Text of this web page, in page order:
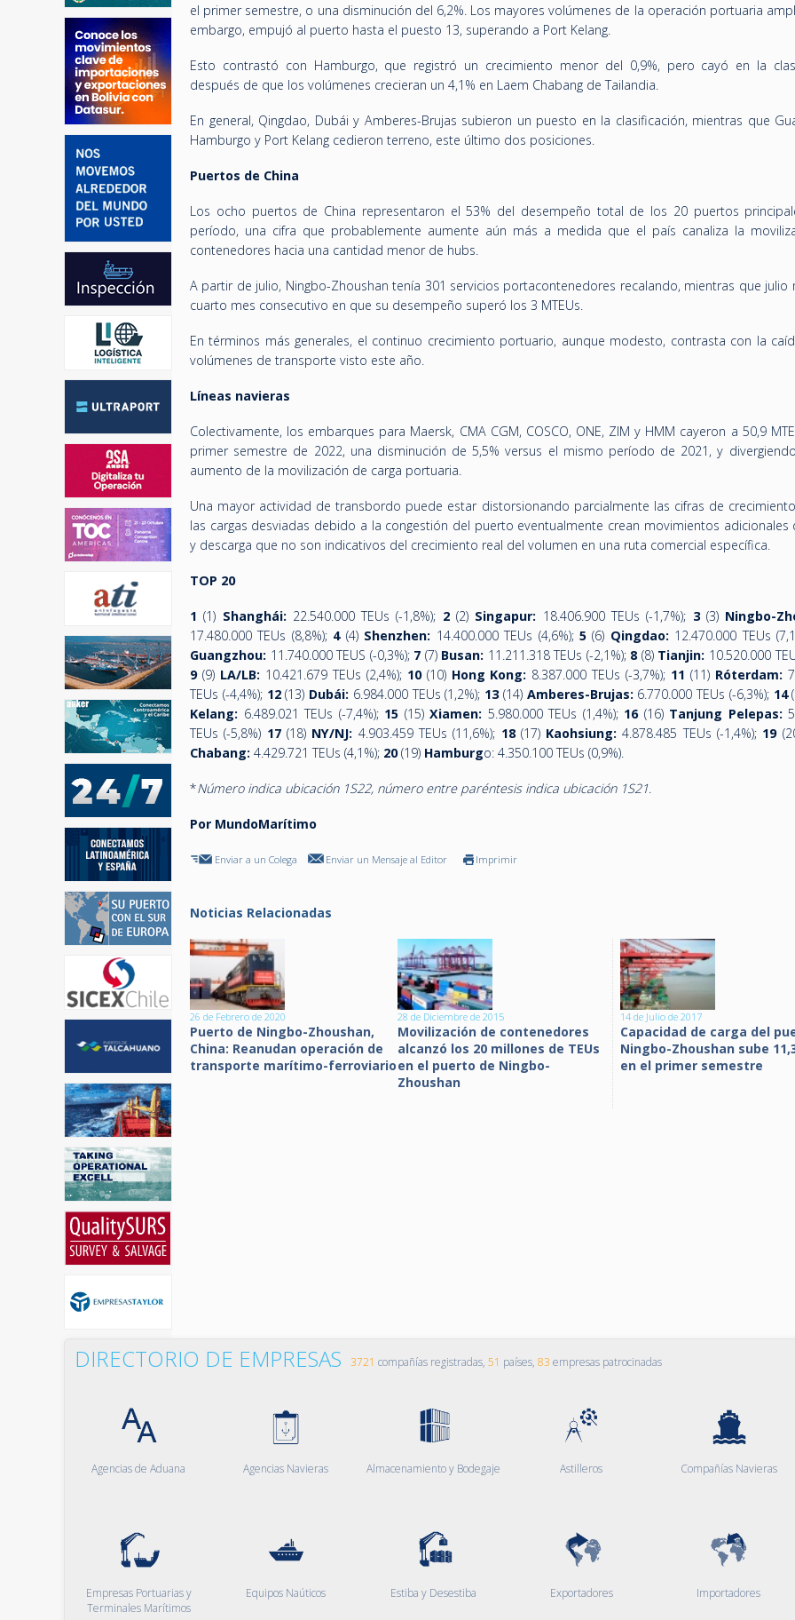
el primer semestre, o una disminución del 6,2%. Los mayores volúmenes de la operación portuaria
embargo, empujó al puerto hasta el puesto 13, superando a Port Kelang.
Esto contrastó con Hamburgo, que registró un crecimiento menor del 0,9%, pero cayó en la
después de que los volúmenes crecieran un 4,1% en Laem Chabang de Tailandia.
En general, Qingdao, Dubái y Amberes-Brujas subieron un puesto en la clasificación, mientras que
Hamburgo y Port Kelang cedieron terreno, este último dos posiciones.
Puertos de China
Los ocho puertos de China representaron el 53% del desempeño total de los 20 puertos
período, una cifra que probablemente aumente aún más a medida que el país canaliza la
contenedores hacia una cantidad menor de hubs.
A partir de julio, Ningbo-Zhoushan tenía 301 servicios portacontenedores recalando, mientras que julio
cuarto mes consecutivo en que su desempeño superó los 3 MTEUs.
En términos más generales, el continuo crecimiento portuario, aunque modesto, contrasta con la
volúmenes de transporte visto este año.
Líneas navieras
Colectivamente, los embarques para Maersk, CMA CGM, COSCO, ONE, ZIM y HMM cayeron a 50,9
primer semestre de 2022, una disminución de 5,5% versus el mismo período de 2021, y
aumento de la movilización de carga portuaria.
Una mayor actividad de transbordo puede estar distorsionando parcialmente las cifras de
las cargas desviadas debido a la congestión del puerto eventualmente crean movimientos adicionales
y descarga que no son indicativos del crecimiento real del volumen en una ruta comercial específica.
TOP 20
1(1) Shanghái: 22.540.000 TEUs (-1,8%); 2(2) Singapur: 18.406.900 TEUs (-1,7%); 3(3) Ningbo-
17.480.000 TEUs (8,8%); 4 (4) Shenzhen: 14.400.000 TEUs (4,6%); 5(6) Qingdao: 12.470.000 TEUs
Guangzhou: 11.740.000 TEUS (-0,3%);7 (7) Busan: 11.211.318 TEUs (-2,1%); 8 (8) Tianjin: 10.520.000
9(9) LA/LB: 10.421.679 TEUs (2,4%); 10(10) Hong Kong: 8.387.000 TEUs (-3,7%); 11 (11) Róterdam:
TEUs (-4,4%); 12(13) Dubái: 6.984.000 TEUs (1,2%); 13 (14) Amberes-Brujas: 6.770.000 TEUs (-6,3%); 14
Kelang: 6.489.021 TEUs (-7,4%); 15 (15) Xiamen: 5.980.000 TEUs (1,4%); 16(16) Tanjung Pelepas:
TEUs (-5,8%) 17(18) NY/NJ: 4.903.459 TEUs (11,6%); 18 (17) Kaohsiung: 4.878.485 TEUs (-1,4%); 19
Chabang: 4.429.721 TEUs (4,1%); 20(19) Hamburgo: 4.350.100 TEUs (0,9%).
*Número indica ubicación 1S22, número entre paréntesis indica ubicación 1S21.
Por MundoMarítimo
Enviar a un Colega Enviar un Mensaje al Editor Imprimir
Noticias Relacionadas
26 de Febrero de 2020
Puerto de Ningbo-Zhoushan,
China: Reanudan operación de
transporte marítimo-ferroviario
28 de Diciembre de 2015
Movilización de contenedores
alcanzó los 20 millones de TEUs
en el puerto de Ningbo-
Zhoushan
14 de Julio de 2017
Capacidad de carga del
Ningbo-Zhoushan sube
en el primer semestre
DIRECTORIO DE EMPRESAS 3721 compañías registradas, 51 países, 83 empresas patrocinadas
Agencias de Aduana Agencias Navieras Almacenamiento y Bodegaje Astilleros Compañías Navieras
Empresas Portuarias y
Terminales Marítimos
Equipos Naúticos Estiba y Desestiba Exportadores Importadores